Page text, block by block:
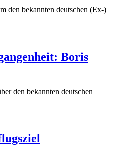
den bekannten deutschen (Ex-)
Boris
den bekannten deutschen